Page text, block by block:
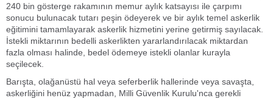
240 bin gösterge rakamının memur aylık katsayısı ile çarpımı
sonucu bulunacak tutarı peşin ödeyerek ve bir aylık temel askerlik
eğitimini tamamlayarak askerlik hizmetini yerine getirmiş sayılacak.
İstekli miktarının bedelli askerlikten yararlandırılacak miktardan
fazla olması halinde, bedel ödemeye istekli olanlar kurayla
seçilecek.
Barışta, olağanüstü hal veya seferberlik hallerinde veya savaşta,
askerliğini henüz yapmadan, Milli Güvenlik Kurulu'nca gerekli